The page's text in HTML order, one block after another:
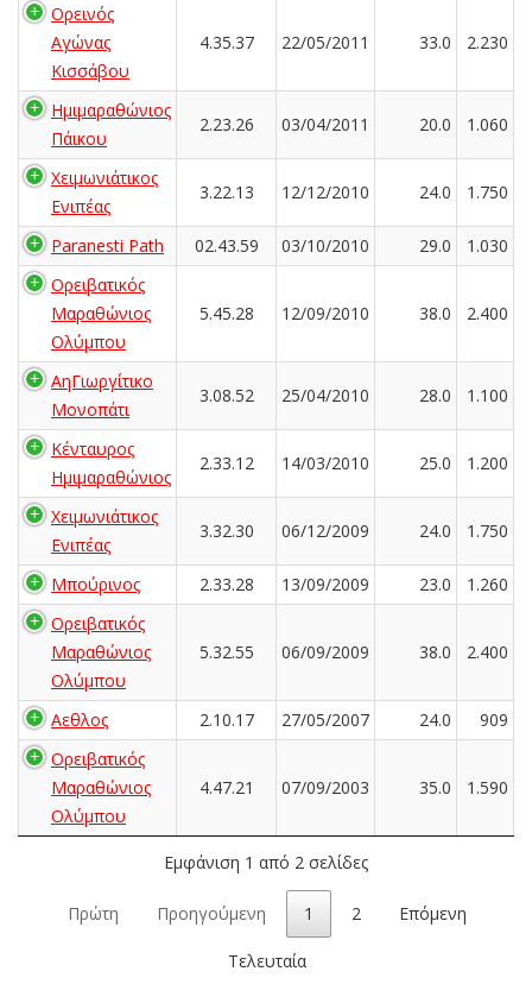
Ορεινός
Αγώνας
Κισσάβου
4.35.37 22/05/2011 33.0 2.230
Ημιμαραθώνιος
Πάικου
2.23.26 03/04/2011 20.0 1.060
Χειμωνιάτικος
Ενιπέας
3.22.13 12/12/2010 24.0 1.750
Paranesti Path 02.43.59 03/10/2010 29.0
1.030
Ορειβατικός
Μαραθώνιος
Ολύμπου
5.45.28 12/09/2010 38.0 2.400
ΑηΓιωργίτικο
Μονοπάτι
3.08.52 25/04/2010 28.0 1.100
Κένταυρος
Ημιμαραθώνιος
2.33.12 14/03/2010 25.0 1.200
Χειμωνιάτικος
Ενιπέας
3.32.30 06/12/2009 24.0 1.750
Μπούρινος 2.33.28 13/09/2009 23.0
1.260
Ορειβατικός
Μαραθώνιος
Ολύμπου
5.32.55 06/09/2009 38.0 2.400
Αεθλος 2.10.17 27/05/2007 24.0
909
Ορειβατικός
Μαραθώνιος
Ολύμπου
4.47.21 07/09/2003 35.0 1.590
Εμφάνιση 1 από 2 σελίδες
Πρώτη Προηγούμενη 1 2 Επόμενη
Τελευταία